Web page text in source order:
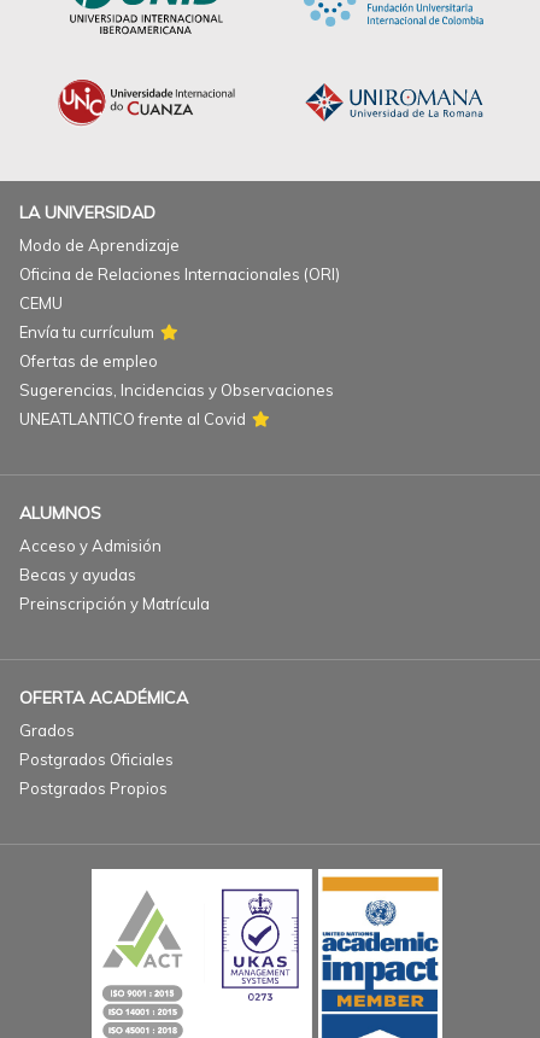
LA UNIVERSIDAD
Modo de Aprendizaje
Oficina de Relaciones Internacionales (ORI)
CEMU
Envía tu currículum
Ofertas de empleo
Sugerencias, Incidencias y Observaciones
UNEATLANTICO frente al Covid
ALUMNOS
Acceso y Admisión
Becas y ayudas
Preinscripción y Matrícula
OFERTA ACADÉMICA
Grados
Postgrados Oficiales
Postgrados Propios